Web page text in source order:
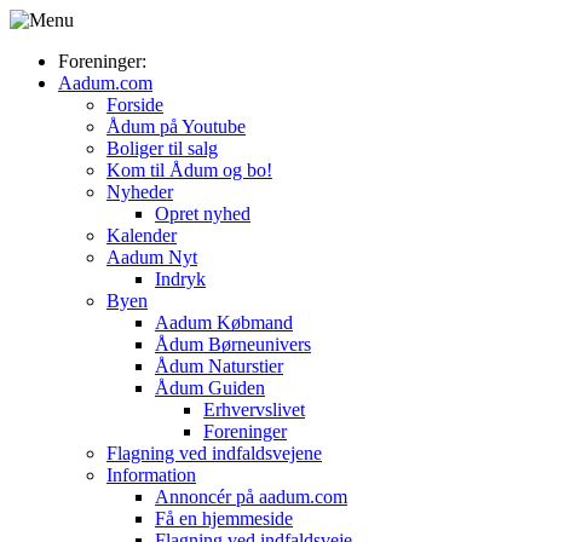
Foreninger:
Aadum.com
Forside
Ådum på Youtube
Boliger til salg
Kom til Ådum og bo!
Nyheder
Opret nyhed
Kalender
Aadum Nyt
Indryk
Byen
Aadum Købmand
Ådum Børneunivers
Ådum Naturstier
Ådum Guiden
Erhvervslivet
Foreninger
Flagning ved indfaldsvejene
Information
Annoncér på aadum.com
Få en hjemmeside